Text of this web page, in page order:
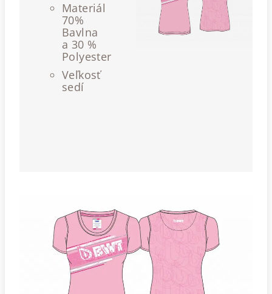
Materiál
70%
Bavlna
a 30 %
Polyester
Veľkosť
sedí